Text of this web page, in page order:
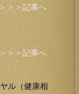
＞＞記事へ
＞＞記事へ
ル（健康相